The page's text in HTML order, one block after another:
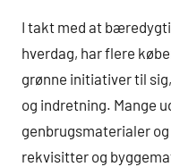
I takt med at
hverdag, har flere
grønne initiativer til
og indretning. Mange
genbrugsmaterialer
rekvisitter og